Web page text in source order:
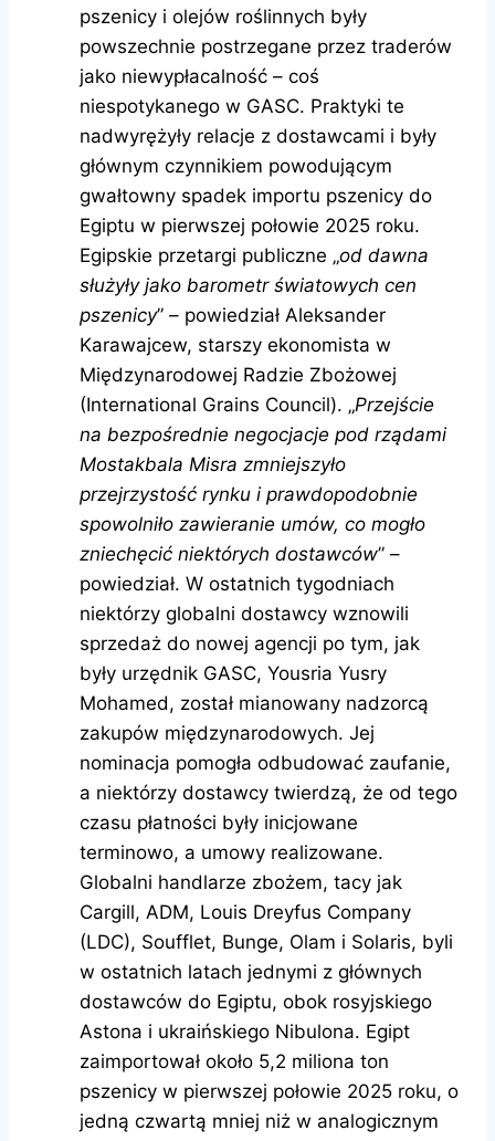
pszenicy i olejów roślinnych były
powszechnie postrzegane przez traderów
jako niewypłacalność – coś
niespotykanego w GASC. Praktyki te
nadwyrężyły relacje z dostawcami i były
głównym czynnikiem powodującym
gwałtowny spadek importu pszenicy do
Egiptu w pierwszej połowie 2025 roku.
Egipskie przetargi publiczne „od dawna
służyły jako barometr światowych cen
pszenicy” – powiedział Aleksander
Karawajcew, starszy ekonomista w
Międzynarodowej Radzie Zbożowej
(International Grains Council). „Przejście
na bezpośrednie negocjacje pod rządami
Mostakbala Misra zmniejszyło
przejrzystość rynku i prawdopodobnie
spowolniło zawieranie umów, co mogło
zniechęcić niektórych dostawców” –
powiedział. W ostatnich tygodniach
niektórzy globalni dostawcy wznowili
sprzedaż do nowej agencji po tym, jak
były urzędnik GASC, Yousria Yusry
Mohamed, został mianowany nadzorcą
zakupów międzynarodowych. Jej
nominacja pomogła odbudować zaufanie,
a niektórzy dostawcy twierdzą, że od tego
czasu płatności były inicjowane
terminowo, a umowy realizowane.
Globalni handlarze zbożem, tacy jak
Cargill, ADM, Louis Dreyfus Company
(LDC), Soufflet, Bunge, Olam i Solaris, byli
w ostatnich latach jednymi z głównych
dostawców do Egiptu, obok rosyjskiego
Astona i ukraińskiego Nibulona. Egipt
zaimportował około 5,2 miliona ton
pszenicy w pierwszej połowie 2025 roku, o
jedną czwartą mniej niż w analogicznym